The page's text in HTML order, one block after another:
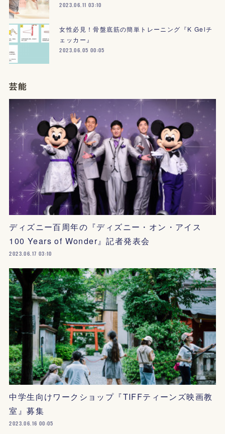
2023.06.11 03:10
女性必見！骨盤底筋の簡単トレーニング『K Gelチ
ェッカー』
2023.06.05 00:05
芸能
ディズニー百周年の『ディズニー・オン・アイス
100 Years of Wonder』記者発表会
2023.06.17 03:10
中学生向けワークショップ『TIFFティーンズ映画教
室』募集
2023.06.16 00:05